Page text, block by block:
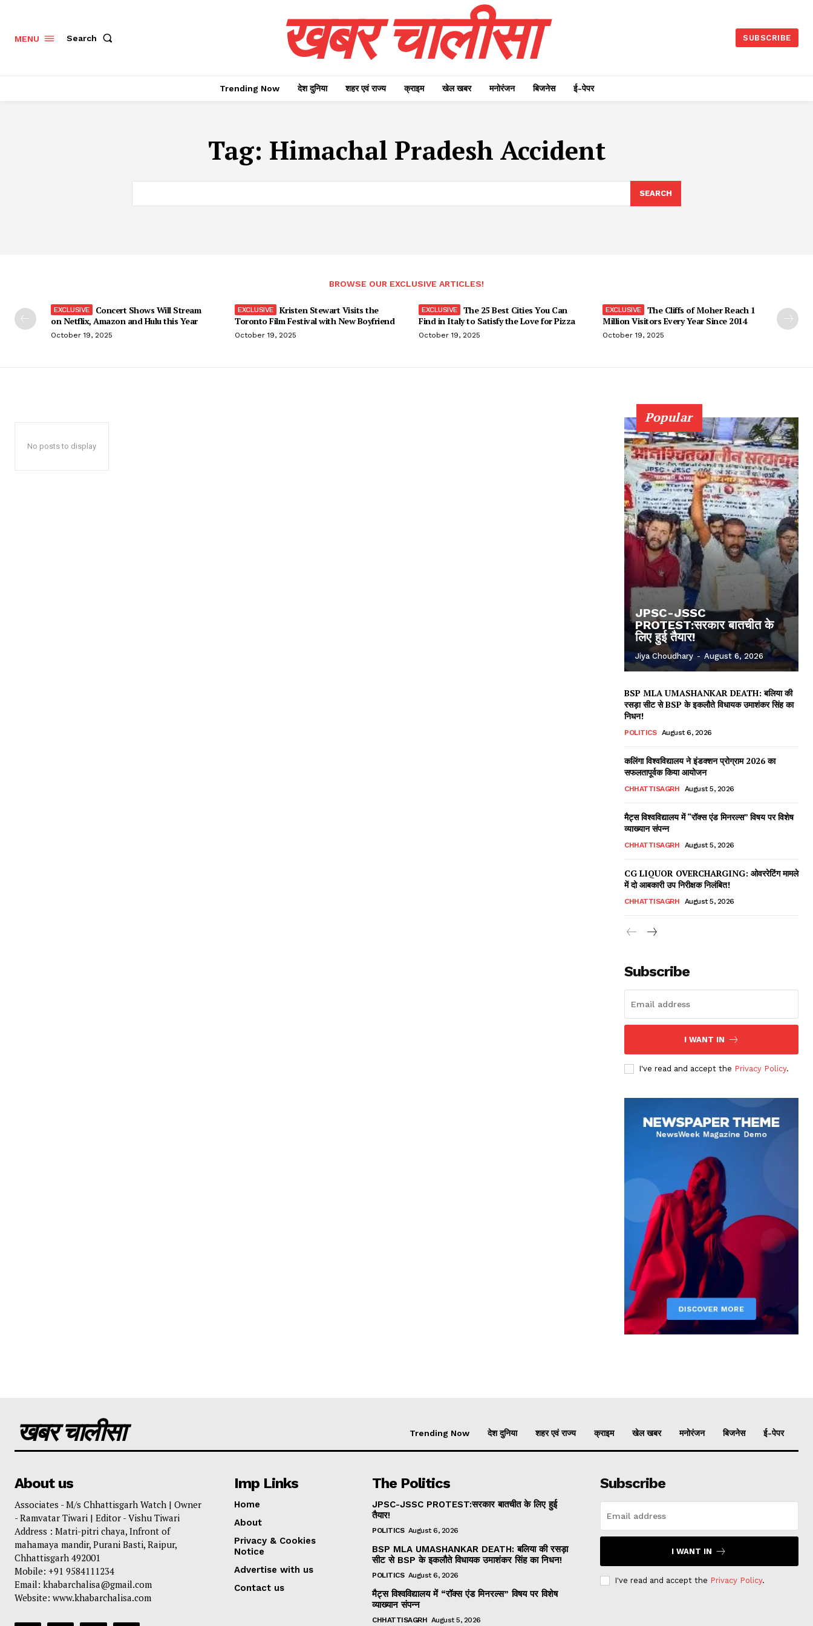
MENU Search खबर चालीसा SUBSCRIBE
Trending Now देश दुनिया शहर एवं राज्य क्राइम खेल खबर मनोरंजन बिजनेस ई-पेपर
Tag: Himachal Pradesh Accident
SEARCH
BROWSE OUR EXCLUSIVE ARTICLES!
Concert Shows Will Stream
on Netflix, Amazon and Hulu this Year
October 19, 2025
Kristen Stewart Visits the
Toronto Film Festival with New Boyfriend
October 19, 2025
The 25 Best Cities You Can
Find in Italy to Satisfy the Love for Pizza
October 19, 2025
The Cliffs of Moher Reach 1
Million Visitors Every Year Since 2014
October 19, 2025
No posts to display
Popular
JPSC-JSSC
PROTEST:सरकार बातचीत के
लिए हुई तैयार!
Jiya Choudhary - August 6, 2026
BSP MLA UMASHANKAR DEATH: बलिया की
रसड़ा सीट से BSP के इकलौते विधायक उमाशंकर सिंह का
निधन!
POLITICS August 6, 2026
कलिंगा विश्वविद्यालय ने इंडक्शन प्रोग्राम 2026 का
सफलतापूर्वक किया आयोजन
CHHATTISAGRH August 5, 2026
मैट्स विश्वविद्यालय में “रॉक्स एंड मिनरल्स” विषय पर विशेष
व्याख्यान संपन्न
CHHATTISAGRH August 5, 2026
CG LIQUOR OVERCHARGING: ओवररेटिंग मामले
में दो आबकारी उप निरीक्षक निलंबित!
CHHATTISAGRH August 5, 2026
Subscribe
I WANT IN
I've read and accept the Privacy Policy.
खबर चालीसा Trending Now देश दुनिया शहर एवं राज्य क्राइम खेल खबर मनोरंजन बिजनेस ई-पेपर
About us
Associates - M/s Chhattisgarh Watch | Owner
- Ramvatar Tiwari | Editor - Vishu Tiwari
Address : Matri-pitri chaya, Infront of
mahamaya mandir, Purani Basti, Raipur,
Chhattisgarh 492001
Mobile: +91 9584111234
Email: khabarchalisa@gmail.com
Website: www.khabarchalisa.com
Imp Links
Home
About
Privacy & Cookies
Notice
Advertise with us
Contact us
The Politics
JPSC-JSSC PROTEST:सरकार बातचीत के लिए हुई
तैयार!
POLITICS August 6, 2026
BSP MLA UMASHANKAR DEATH: बलिया की रसड़ा
सीट से BSP के इकलौते विधायक उमाशंकर सिंह का निधन!
POLITICS August 6, 2026
मैट्स विश्वविद्यालय में “रॉक्स एंड मिनरल्स” विषय पर विशेष
व्याख्यान संपन्न
CHHATTISAGRH August 5, 2026
Subscribe
I WANT IN
I've read and accept the Privacy Policy.